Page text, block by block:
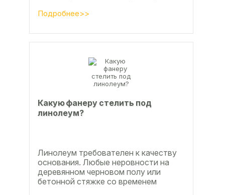
по деревянным лагам или...
Подробнее>>
Какую фанеру стелить под
линолеум?
Линолеум требователен к качеству
основания. Любые неровности на
деревянном черновом полу или
бетонной стяжке со временем